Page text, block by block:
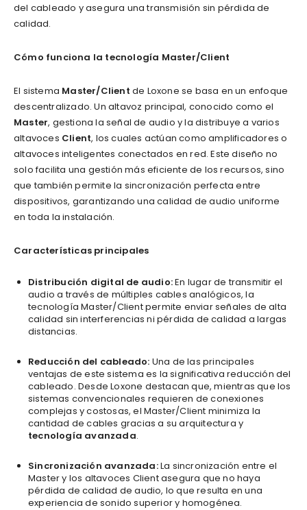
del cableado y asegura una transmisión sin pérdida de
calidad.
Cómo funciona la tecnología Master/Client
El sistema Master/Client de Loxone se basa en un enfoque
descentralizado. Un altavoz principal, conocido como el
Master, gestiona la señal de audio y la distribuye a varios
altavoces Client, los cuales actúan como amplificadores o
altavoces inteligentes conectados en red. Este diseño no
solo facilita una gestión más eficiente de los recursos, sino
que también permite la sincronización perfecta entre
dispositivos, garantizando una calidad de audio uniforme
en toda la instalación.
Características principales
Distribución digital de audio:En lugar de transmitir el
audio a través de múltiples cables analógicos, la
tecnología Master/Client permite enviar señales de alta
calidad sin interferencias ni pérdida de calidad a largas
distancias.
Reducción del cableado: Una de las principales
ventajas de este sistema es la significativa reducción del
cableado. Desde Loxone destacan que, mientras que los
sistemas convencionales requieren de conexiones
complejas y costosas, el Master/Client minimiza la
cantidad de cables gracias a su arquitectura y
tecnología avanzada.
Sincronización avanzada:La sincronización entre el
Master y los altavoces Client asegura que no haya
pérdida de calidad de audio, lo que resulta en una
experiencia de sonido superior y homogénea.